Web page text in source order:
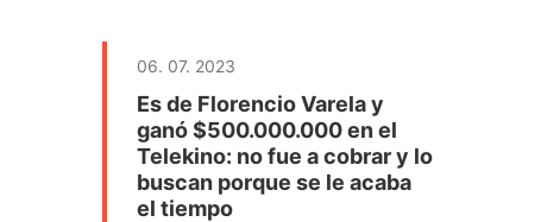
06. 07. 2023
Es de Florencio Varela y
ganó $500.000.000 en el
Telekino: no fue a cobrar y lo
buscan porque se le acaba
el tiempo